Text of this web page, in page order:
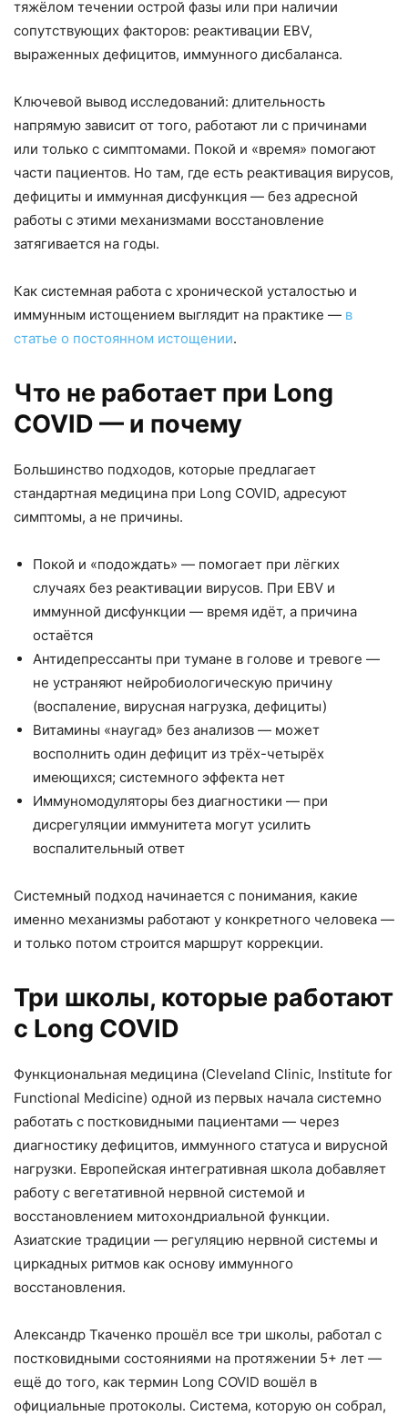
Заказать звонок
Оставьте свои контакты и мы свяжемся с вами в
Ваше имя *
Телефон *
Я принимаю
*
Хочу получать новости и специальные
предложения
Отправить заявку
тяжёлом течении острой фазы или при наличии
сопутствующих факторов: реактивации EBV,
выраженных дефицитов, иммунного дисбаланса.
Ключевой вывод исследований: длительность
напрямую зависит от того, работают ли с причинами
или только с симптомами. Покой и «время» помогают
части пациентов. Но там, где есть реактивация вирусов,
дефициты и иммунная дисфункция — без адресной
работы с этими механизмами восстановление
затягивается на годы.
Как системная работа с хронической усталостью и
иммунным истощением выглядит на практике — в
статье о постоянном истощении.
Что не работает при Long
COVID — и почему
Большинство подходов, которые предлагает
стандартная медицина при Long COVID, адресуют
симптомы, а не причины.
Покой и «подождать» — помогает при лёгких
случаях без реактивации вирусов. При EBV и
иммунной дисфункции — время идёт, а причина
остаётся
Антидепрессанты при тумане в голове и тревоге —
не устраняют нейробиологическую причину
(воспаление, вирусная нагрузка, дефициты)
Витамины «наугад» без анализов — может
восполнить один дефицит из трёх-четырёх
имеющихся; системного эффекта нет
Иммуномодуляторы без диагностики — при
дисрегуляции иммунитета могут усилить
воспалительный ответ
Системный подход начинается с понимания, какие
именно механизмы работают у конкретного человека —
и только потом строится маршрут коррекции.
Три школы, которые работают
с Long COVID
Функциональная медицина (Cleveland Clinic, Institute for
Functional Medicine) одной из первых начала системно
работать с постковидными пациентами — через
диагностику дефицитов, иммунного статуса и вирусной
нагрузки. Европейская интегративная школа добавляет
работу с вегетативной нервной системой и
восстановлением митохондриальной функции.
Азиатские традиции — регуляцию нервной системы и
циркадных ритмов как основу иммунного
восстановления.
Александр Ткаченко прошёл все три школы, работал с
постковидными состояниями на протяжении 5+ лет —
ещё до того, как термин Long COVID вошёл в
официальные протоколы. Система, которую он собрал,